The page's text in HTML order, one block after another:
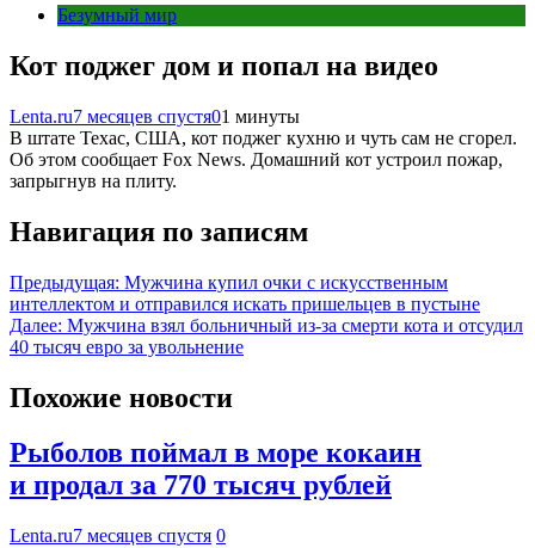
Безумный мир
Кот поджег дом и попал на видео
Lenta.ru7 месяцев спустя01 минуты
В штате Техас, США, кот поджег кухню и чуть сам не сгорел.
Об этом сообщает Fox News. Домашний кот устроил пожар,
запрыгнув на плиту.
Навигация по записям
Предыдущая: Мужчина купил очки с искусственным
интеллектом и отправился искать пришельцев в пустыне
Далее: Мужчина взял больничный из-за смерти кота и отсудил
40 тысяч евро за увольнение
Похожие новости
Рыболов поймал в море кокаин
и продал за 770 тысяч рублей
Lenta.ru7 месяцев спустя 0